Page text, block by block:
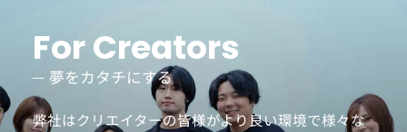
For Creators
夢をカタチにする
弊社はクリエイターの皆様がより良い環境で様々な